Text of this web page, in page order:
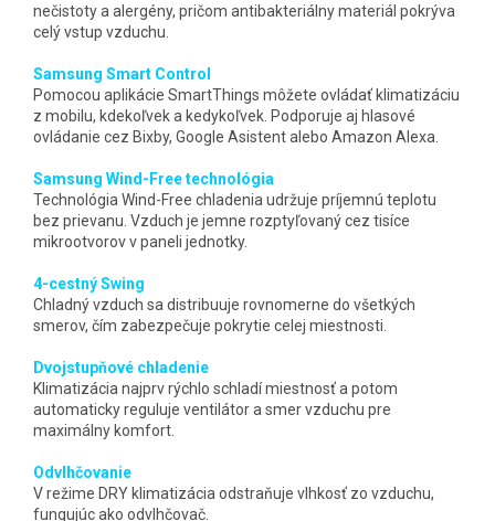
nečistoty a alergény, pričom antibakteriálny materiál pokrýva
celý vstup vzduchu.
Samsung Smart Control
Pomocou aplikácie SmartThings môžete ovládať klimatizáciu
z mobilu, kdekoľvek a kedykoľvek. Podporuje aj hlasové
ovládanie cez Bixby, Google Asistent alebo Amazon Alexa.
Samsung Wind-Free technológia
Technológia Wind-Free chladenia udržuje príjemnú teplotu
bez prievanu. Vzduch je jemne rozptyľovaný cez tisíce
mikrootvorov v paneli jednotky.
4-cestný Swing
Chladný vzduch sa distribuuje rovnomerne do všetkých
smerov, čím zabezpečuje pokrytie celej miestnosti.
Dvojstupňové chladenie
Klimatizácia najprv rýchlo schladí miestnosť a potom
automaticky reguluje ventilátor a smer vzduchu pre
maximálny komfort.
Odvlhčovanie
V režime DRY klimatizácia odstraňuje vlhkosť zo vzduchu,
fungujúc ako odvlhčovač.